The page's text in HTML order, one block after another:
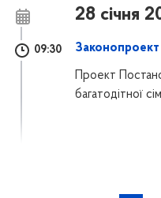
28 січня
09:30
Проект
багатодітної